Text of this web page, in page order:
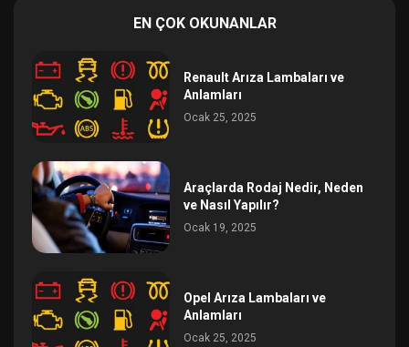
EN ÇOK OKUNANLAR
Renault Arıza Lambaları ve
Anlamları
Ocak 25, 2025
Araçlarda Rodaj Nedir, Neden
ve Nasıl Yapılır?
Ocak 19, 2025
Opel Arıza Lambaları ve
Anlamları
Ocak 25, 2025